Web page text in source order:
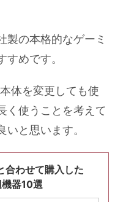
製の本格的なゲーミ
めです。
体を変更しても使
く使うことを考えて
と思います。
合わせて購入した
器10選